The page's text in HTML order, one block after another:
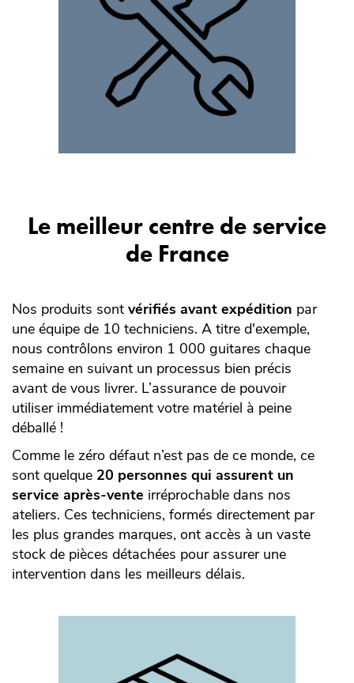
Le meilleur centre de service
de France
Nos produits sont vérifiés avant expédition par
une équipe de 10 techniciens. A titre d'exemple,
nous contrôlons environ 1 000 guitares chaque
semaine en suivant un processus bien précis
avant de vous livrer. L’assurance de pouvoir
utiliser immédiatement votre matériel à peine
déballé !
Comme le zéro défaut n’est pas de ce monde, ce
sont quelque 20 personnes qui assurent un
service après-vente irréprochable dans nos
ateliers. Ces techniciens, formés directement par
les plus grandes marques, ont accès à un vaste
stock de pièces détachées pour assurer une
intervention dans les meilleurs délais.